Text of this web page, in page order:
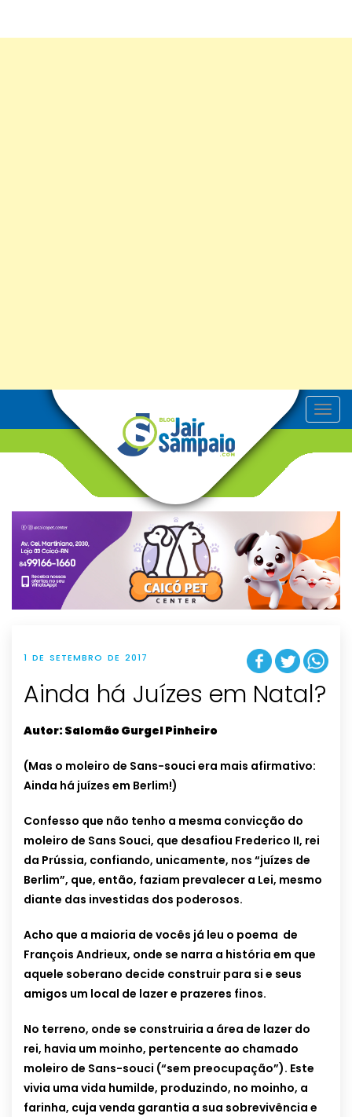
T
o
v
g
t
i
o
n
1 DE SETEMBRO DE 2017
Ainda há Juízes em Natal?
Autor: Salomão Gurgel Pinheiro
(Mas o moleiro de Sans-souci era mais afirmativo:
Ainda há juízes em Berlim!)
Confesso que não tenho a mesma convicção do
moleiro de Sans Souci, que desafiou Frederico II, rei
da Prússia, confiando, unicamente, nos “juízes de
Berlim”, que, então, faziam prevalecer a Lei, mesmo
diante das investidas dos poderosos.
Acho que a maioria de vocês já leu o poema de
François Andrieux, onde se narra a história em que
aquele soberano decide construir para si e seus
amigos um local de lazer e prazeres finos.
No terreno, onde se construiria a área de lazer do
rei, havia um moinho, pertencente ao chamado
moleiro de Sans-souci (“sem preocupação”). Este
vivia uma vida humilde, produzindo, no moinho, a
farinha, cuja venda garantia a sua sobrevivência e